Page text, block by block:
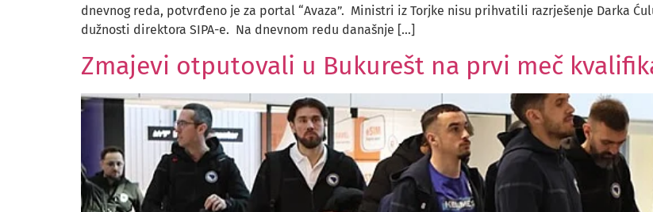
dnevnog reda, potvrđeno je za portal “Avaza”. Ministri iz Torjke nisu prihvatili razrješenje Darka
dužnosti direktora SIPA-e. Na dnevnom redu današnje […]
Zmajevi otputovali u Bukurešt na prvi meč